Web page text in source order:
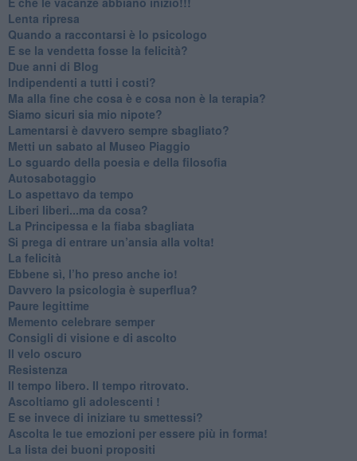
​Lenta ripresa
​Quando a raccontarsi è lo psicologo
​E se la vendetta fosse la felicità?
​Due anni di Blog
​Indipendenti a tutti i costi?
​Ma alla fine che cosa è e cosa non è la terapia?
​Siamo sicuri sia mio nipote?
​Lamentarsi è davvero sempre sbagliato?
​Metti un sabato al Museo Piaggio
​Lo sguardo della poesia e della filosofia
Autosabotaggio
​Lo aspettavo da tempo
​Liberi liberi...ma da cosa?
​La Principessa e la fiaba sbagliata
Si prega di entrare un’ansia alla volta!
​La felicità
​Ebbene sì, l’ho preso anche io!
​Davvero la psicologia è superflua?
Paure legittime
​Memento celebrare semper
​Consigli di visione e di ascolto
​Il velo oscuro
Resistenza
​Il tempo libero. Il tempo ritrovato.
Ascoltiamo gli adolescenti !
​E se invece di iniziare tu smettessi?
​Ascolta le tue emozioni per essere più in forma!
​La lista dei buoni propositi